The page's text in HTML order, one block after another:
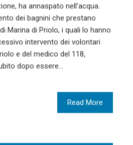
ha annaspato nell’acqua.
dei bagnini che prestano
Marina di Priolo, i quali lo hanno
intervento dei volontari
e del medico del 118,
dopo essere…
Read More